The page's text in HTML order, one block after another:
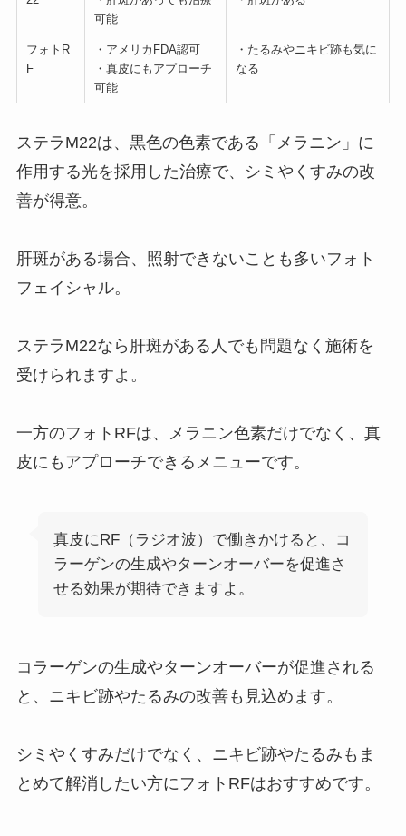
可能
フォトR
F
・アメリカFDA認可
・真皮にもアプローチ
可能
・たるみやニキビ跡も気に
なる
ステラM22は、黒色の色素である「メラニン」に
作用する光を採用した治療で、シミやくすみの改
善が得意。
肝斑がある場合、照射できないことも多いフォト
フェイシャル。
ステラM22なら肝斑がある人でも問題なく施術を
受けられますよ。
一方のフォトRFは、メラニン色素だけでなく、真
皮にもアプローチできるメニューです。
真皮にRF（ラジオ波）で働きかけると、コ
ラーゲンの生成やターンオーバーを促進さ
せる効果が期待できますよ。
コラーゲンの生成やターンオーバーが促進される
と、ニキビ跡やたるみの改善も見込めます。
シミやくすみだけでなく、ニキビ跡やたるみもま
とめて解消したい方にフォトRFはおすすめです。